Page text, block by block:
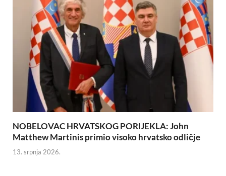
NOBELOVAC HRVATSKOG PORIJEKLA: John
Matthew Martinis primio visoko hrvatsko odličje
13. srpnja 2026.